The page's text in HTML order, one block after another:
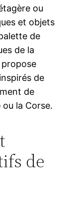
ou
et objets
de
de la
de
de
la Corse.
de